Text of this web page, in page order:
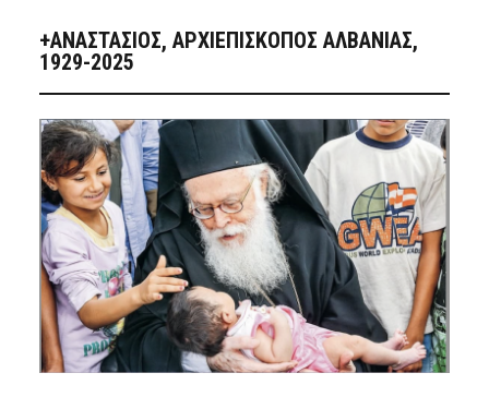
+ΑΝΑΣΤΆΣΙΟΣ, ΑΡΧΙΕΠΊΣΚΟΠΟΣ ΑΛΒΑΝΊΑΣ,
1929-2025